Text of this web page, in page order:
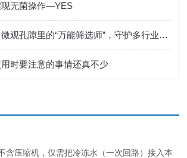
现无菌操作—YES
纤维素滤纸：微观孔隙里的“万能筛选师”，守护多行业精密过滤
时要注意的事情还真不少
含压缩机，仅需把冷冻水（一次回路）接入本